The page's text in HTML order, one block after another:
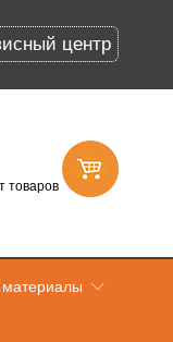
центр
товаров